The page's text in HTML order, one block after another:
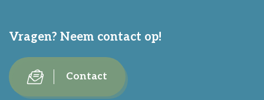
Vragen? Neem contact op!
Contact